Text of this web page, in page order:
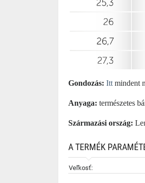
Gondozás: Itt mindent
Anyaga: természetes
Származási ország:
A TERMÉK
Veľkosť: